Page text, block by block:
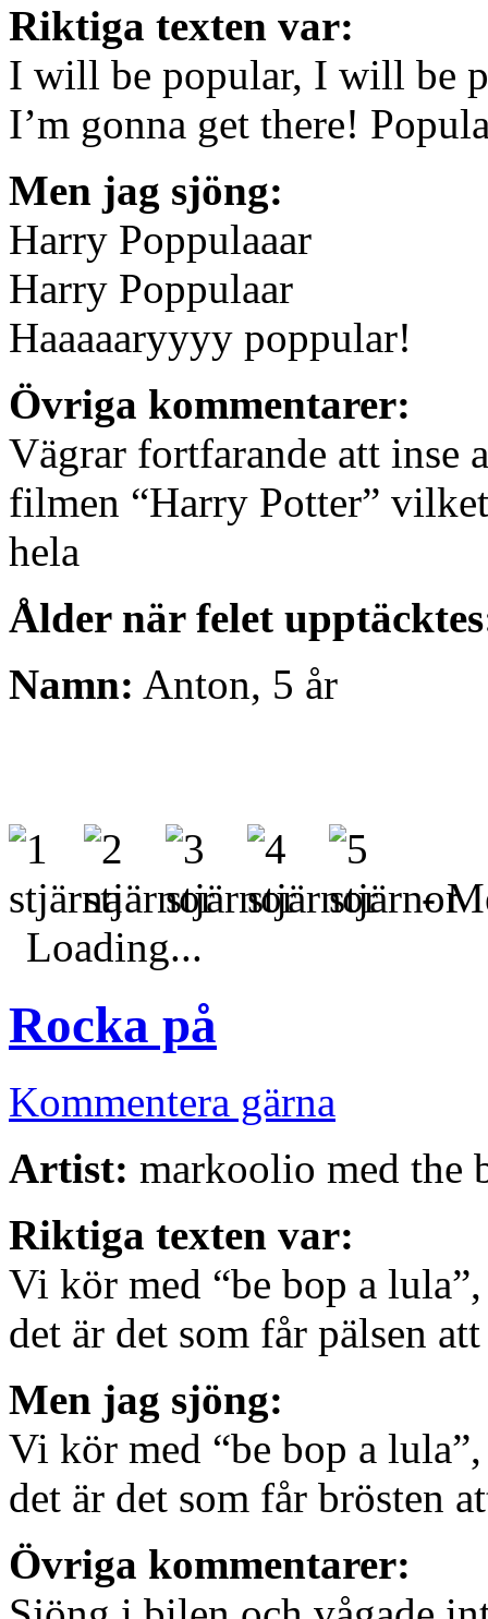
Riktiga texten var:
I will be popular, I will be
I’m gonna get there!
Men jag sjöng:
Harry Poppulaaar
Harry Poppulaar
Haaaaaryyyy poppular!
Övriga kommentarer:
Vägrar fortfarande att inse
filmen “Harry Potter”
hela
Ålder när felet
Namn: Anton, 5 år
-
Loading...
Rocka på
Kommentera gärna
Artist: markoolio med the
Riktiga texten var:
Vi kör med “be bop a lula”,
det är det som får pälsen att
Men jag sjöng:
Vi kör med “be bop a lula”,
det är det som får brösten
Övriga kommentarer: